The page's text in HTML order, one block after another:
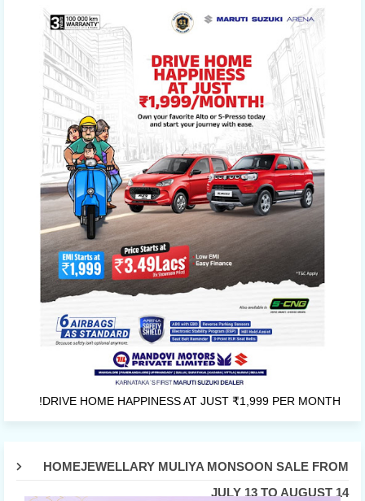
DRIVE HOME HAPPINESS AT JUST ₹1,999 PER MONTH!
HOMEJEWELLARY MULIYA MONSOON SALE FROM
JULY 13 TO AUGUST 14